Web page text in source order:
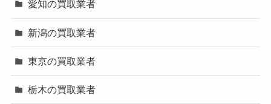
愛知の買取業者
新潟の買取業者
東京の買取業者
栃木の買取業者